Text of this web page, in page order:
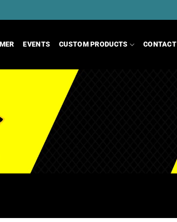
EVENTS CUSTOM PRODUCTS CONTACT